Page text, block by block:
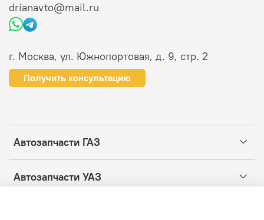
Автозапчасти ГАЗ
Автозапчасти УАЗ
drianavto@mail.ru
г. Москва, ул. Южнопортовая, д. 9, стр. 2
Получить консультацию